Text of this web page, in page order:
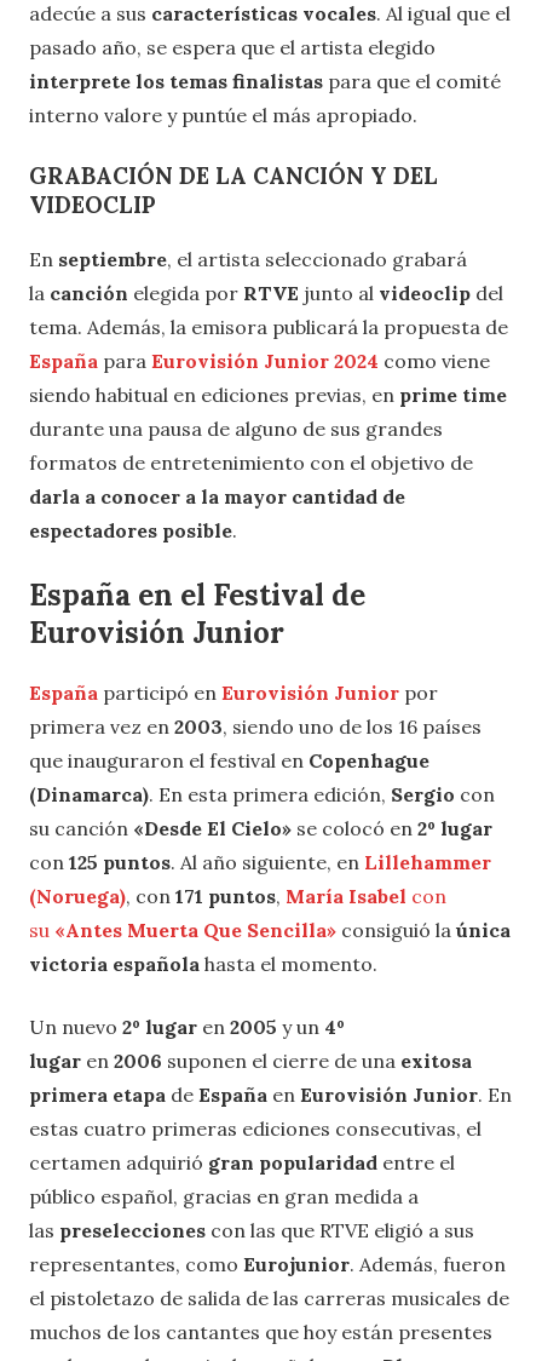
adecúe a sus características vocales. Al igual que el
pasado año, se espera que el artista elegido
interprete los temas finalistas para que el comité
interno valore y puntúe el más apropiado.
GRABACIÓN DE LA CANCIÓN Y DEL
VIDEOCLIP
En septiembre, el artista seleccionado grabará
la canción elegida por RTVE junto al videoclip del
tema. Además, la emisora publicará la propuesta de
España para Eurovisión Junior 2024 como viene
siendo habitual en ediciones previas, en prime time
durante una pausa de alguno de sus grandes
formatos de entretenimiento con el objetivo de
darla a conocer a la mayor cantidad de
espectadores posible.
España en el Festival de
Eurovisión Junior
España participó en Eurovisión Junior por
primera vez en 2003, siendo uno de los 16 países
que inauguraron el festival en Copenhague
(Dinamarca). En esta primera edición, Sergio con
su canción «Desde El Cielo» se colocó en 2º lugar
con 125 puntos. Al año siguiente, en Lillehammer
(Noruega), con 171 puntos, María Isabel con
su «Antes Muerta Que Sencilla» consiguió la única
victoria española hasta el momento.
Un nuevo 2º lugar en 2005 y un 4º
lugar en 2006 suponen el cierre de una exitosa
primera etapa de España en Eurovisión Junior. En
estas cuatro primeras ediciones consecutivas, el
certamen adquirió gran popularidad entre el
público español, gracias en gran medida a
las preselecciones con las que RTVE eligió a sus
representantes, como Eurojunior. Además, fueron
el pistoletazo de salida de las carreras musicales de
muchos de los cantantes que hoy están presentes